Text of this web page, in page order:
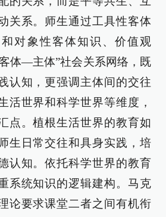
关系。师生通过工具性客体
对象性客体知识、价值观
体—主体”社会关系网络，既
认知，更强调主体间的交往
活世界和科学世界等维度，
点。植根生活世界的教育如
生日常交往和具身实践，培
认知。依托科学世界的教育
系统知识的逻辑建构。马克
论要求课堂二者之间有机衔